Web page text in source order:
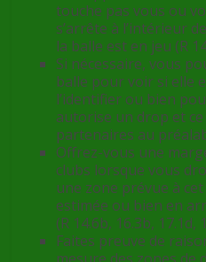
touche pas vous ou
s’arrête à l’intérieur
la balle est en jeu (R
Si nécessaire, vous
balle pour voir si elle
l’identifier ou bien
autorise un drop et
partenaires au
Offrez-vous une
clubs lorsque vous
une zone prévue à
estimée ou bien en
(R 14.6b, 16.3b, 17.1d,
Faites preuve de